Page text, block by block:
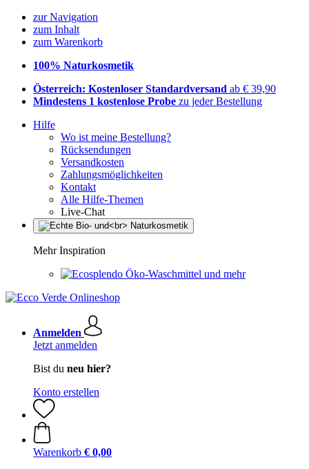
zur Navigation
zum Inhalt
zum Warenkorb
100% Naturkosmetik
Österreich: Kostenloser Standardversand ab € 39,90
Mindestens 1 kostenlose Probe zu jeder Bestellung
Hilfe
Wo ist meine Bestellung?
Rücksendungen
Versandkosten
Zahlungsmöglichkeiten
Kontakt
Alle Hilfe-Themen
Live-Chat
Mehr Inspiration
Öko-Waschmittel und mehr
Anmelden
Jetzt anmelden
Bist du neu hier?
Konto erstellen
Warenkorb € 0,00